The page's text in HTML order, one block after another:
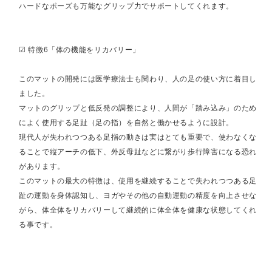
ハードなポーズも万能なグリップ力でサポートしてくれます。
☑︎ 特徴6「体の機能をリカバリー」
このマットの開発には医学療法士も関わり、人の足の使い方に着目し
ました。
マットのグリップと低反発の調整により、人間が「踏み込み」のため
によく使用する足趾（足の指）を自然と働かせるように設計。
現代人が失われつつある足指の動きは実はとても重要で、使わなくな
ることで縦アーチの低下、外反母趾などに繋がり歩行障害になる恐れ
があります。
このマットの最大の特徴は、使用を継続することで失われつつある足
趾の運動を身体認知し、ヨガやその他の自動運動の精度を向上させな
がら、体全体をリカバリーして継続的に体全体を健康な状態してくれ
る事です。